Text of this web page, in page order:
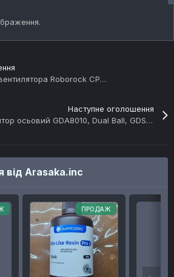
Плата захисту для вентилятора Roborock CPAP
Наступне оголошення
Вентилятор осьовий GDA8010, Dual Ball, GDSTime
від Arasaka.inc
ПРОДАЖ